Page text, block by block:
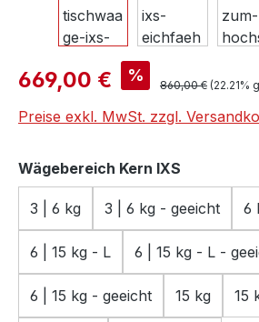
Verkaufspreis:
669,00 € % Regulärer Preis:
860,00 € (22.21%
Preise exkl. MwSt. zzgl.
Wägebereich Kern IXS
3 | 6 kg 3 | 6 kg - geeicht 6
6 | 15 kg - L 6 | 15 kg - L -
6 | 15 kg - geeicht 15 kg 15